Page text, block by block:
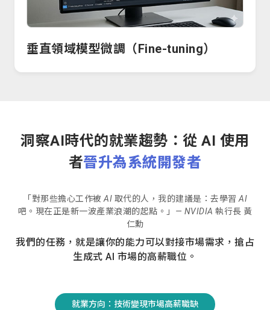
垂直領域模型微調（Fine-tuning）
洞察AI時代的就業趨勢：從 AI 使用
者晉升為系統開發者
「對那些擔心工作被 AI 取代的人，我的建議是：去學習 AI
吧。現在正是新一波產業浪潮的起點。」— NVIDIA 執行長 黃
仁勳
我們的任務，就是讓你的能力可以對接市場需求，搶占
生成式 AI 市場的高薪職位。
就業方向：技術變現市場高薪職缺